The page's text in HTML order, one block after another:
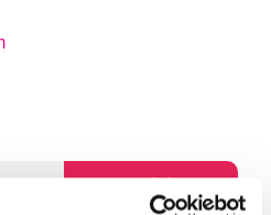
100% sicher